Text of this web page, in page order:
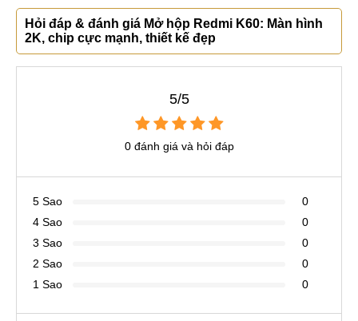
Hỏi đáp & đánh giá Mở hộp Redmi K60: Màn hình
2K, chip cực mạnh, thiết kế đẹp
5/5
0 đánh giá và hỏi đáp
5 Sao
0
4 Sao
0
3 Sao
0
2 Sao
0
1 Sao
0